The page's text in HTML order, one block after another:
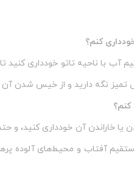
کنم؟
۷ تا ۱۰ روز از تماس مستقیم آب با
تمیز نگه دارید و از خیس شدن آن
کنم؟
خاراندن آن خودداری کنید، و
آفتاب و محیط‌های آلوده